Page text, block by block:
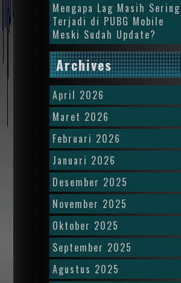
Mengapa Lag Masih Sering
Terjadi di PUBG Mobile
Meski Sudah Update?
Archives
April 2026
Maret 2026
Februari 2026
Januari 2026
Desember 2025
November 2025
Oktober 2025
September 2025
Agustus 2025